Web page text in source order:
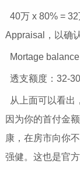
40万 x 80% =
Appraisal，以确
Mortage
透支额度：32-
从上面可以看出
因为你的首付金
康，在房市向你
强健。这也是官